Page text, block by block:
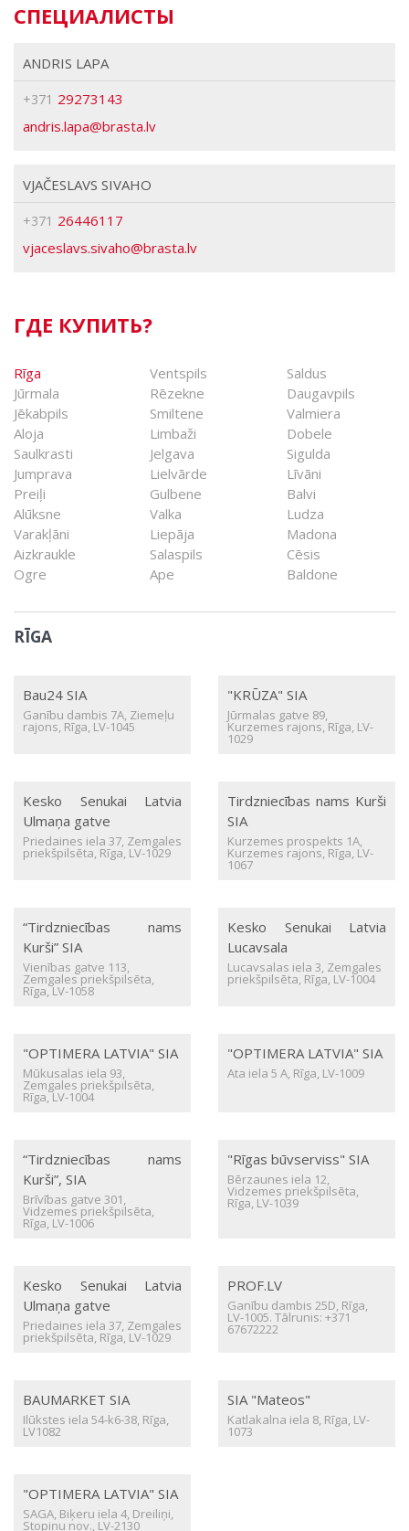
СПЕЦИАЛИСТЫ
ANDRIS LAPA
+371 29273143
brasta
VJAČESLAVS SIVAHO
+371 26446117
brasta
ГДЕ КУПИТЬ?
Rīga Ventspils
Saldus
Jūrmala
Rēzekne
Daugavpils
Jēkabpils
Smiltene
Valmiera
Aloja
Limbaži
Dobele
Saulkrasti
Jelgava
Sigulda
Jumprava
Lielvārde
Līvāni
Preiļi
Gulbene
Balvi
Alūksne
Valka
Ludza
Varakļāni
Liepāja
Madona
Aizkraukle
Salaspils
Cēsis
Ogre
Ape Baldone
RĪGA
Bau24 SIA
Ganību dambis 7A, Ziemeļu
rajons, Rīga, LV-1045
"KRŪZA" SIA
Jūrmalas gatve 89,
Kurzemes rajons, Rīga, LV-
1029
Kesko Senukai Latvia
Ulmaņa gatve
Priedaines iela 37, Zemgales
priekšpilsēta, Rīga, LV-1029
Tirdzniecības nams Kurši
SIA
Kurzemes prospekts 1A,
Kurzemes rajons, Rīga, LV-
1067
“Tirdzniecības nams
Kurši” SIA
Vienības gatve 113,
Zemgales priekšpilsēta,
Rīga, LV-1058
Kesko Senukai Latvia
Lucavsala
Lucavsalas iela 3, Zemgales
priekšpilsēta, Rīga, LV-1004
"OPTIMERA LATVIA" SIA
Mūkusalas iela 93,
Zemgales priekšpilsēta,
Rīga, LV-1004
"OPTIMERA LATVIA" SIA
Ata iela 5 A, Rīga, LV-1009
“Tirdzniecības nams
Kurši”, SIA
Brīvības gatve 301,
Vidzemes priekšpilsēta,
Rīga, LV-1006
"Rīgas būvserviss" SIA
Bērzaunes iela 12,
Vidzemes priekšpilsēta,
Rīga, LV-1039
Kesko Senukai Latvia
Ulmaņa gatve
Priedaines iela 37, Zemgales
priekšpilsēta, Rīga, LV-1029
PROF.LV
Ganību dambis 25D, Rīga,
LV-1005. Tālrunis: +371
67672222
BAUMARKET SIA
Ilūkstes iela 54-k6-38, Rīga,
LV1082
SIA "Mateos"
Katlakalna iela 8, Rīga, LV-
1073
"OPTIMERA LATVIA" SIA
SAGA, Biķeru iela 4, Dreiliņi,
Stopiņu nov., LV-2130